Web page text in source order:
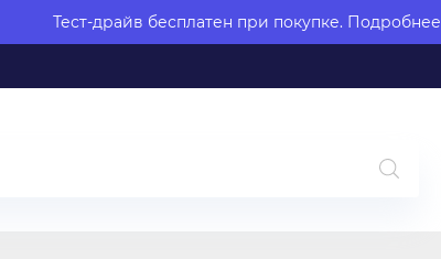
Тест-драйв бесплатен при покупке. Подробнее